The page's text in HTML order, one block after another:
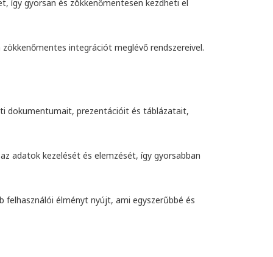
így gyorsan és zökkenőmentesen kezdheti el
integrációt meglévő rendszereivel.
dokumentumait, prezentációit és táblázatait,
adatok kezelését és elemzését, így gyorsabban
felhasználói élményt nyújt, ami egyszerűbbé és